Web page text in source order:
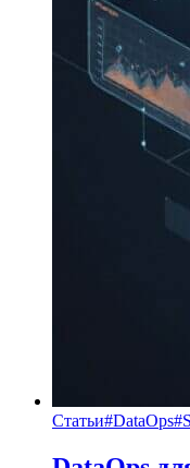
Статьи#DataOps#